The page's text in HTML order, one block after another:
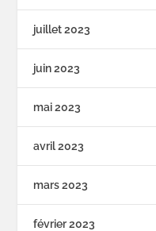
juillet 2023
juin 2023
mai 2023
avril 2023
mars 2023
février 2023